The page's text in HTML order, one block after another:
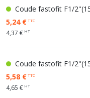
Coude fastofit F1/
5,24 €TTC
4,37 € HT
Coude fastofit F1/
5,58 €TTC
4,65 € HT